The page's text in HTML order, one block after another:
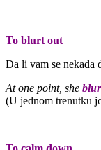
To blurt out
Da li vam se nekada
At one point, she
(U jednom trenutku